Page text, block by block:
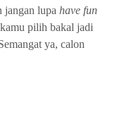
jangan lupa have fun
pilih bakal jadi
ya, calon